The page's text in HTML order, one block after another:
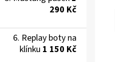
290 Kč
Replay boty na
klínku 1 150 Kč